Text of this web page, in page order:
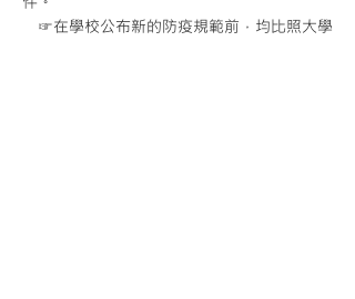
☞在學校公布新的防疫規範前，均比照大學